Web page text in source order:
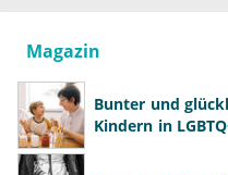
Magazin
Bunter und
Kindern in